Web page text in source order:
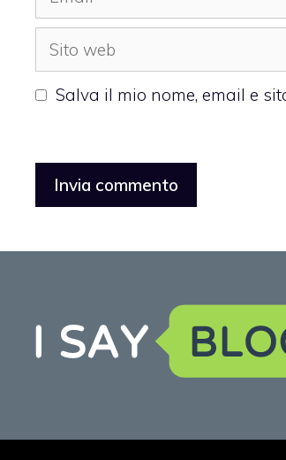
Sito
web
Salva il mio nome, email e